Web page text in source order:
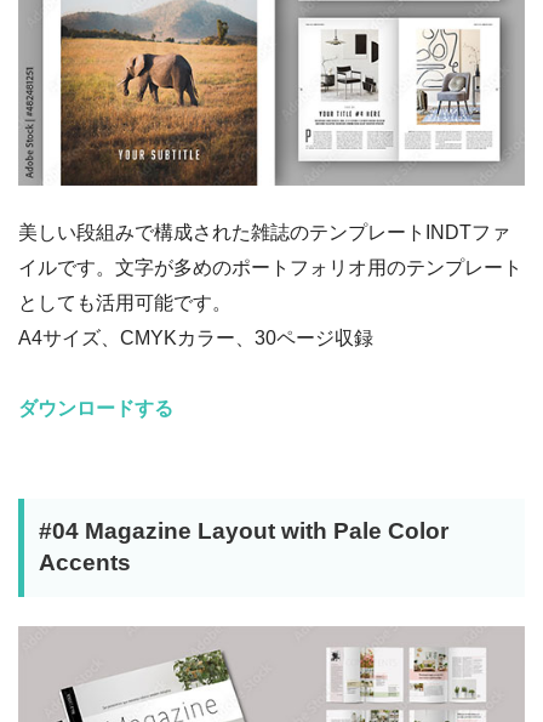
美しい段組みで構成された雑誌のテンプレートINDTファ
イルです。文字が多めのポートフォリオ用のテンプレート
としても活用可能です。
A4サイズ、CMYKカラー、30ページ収録
ダウンロードする
#04 Magazine Layout with Pale Color
Accents